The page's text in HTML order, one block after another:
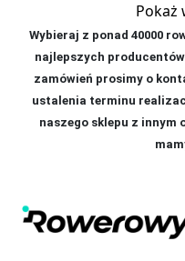
Pokaż
Wybieraj z ponad 40000
najlepszych
zamówień prosimy o
ustalenia terminu
naszego sklepu z innym